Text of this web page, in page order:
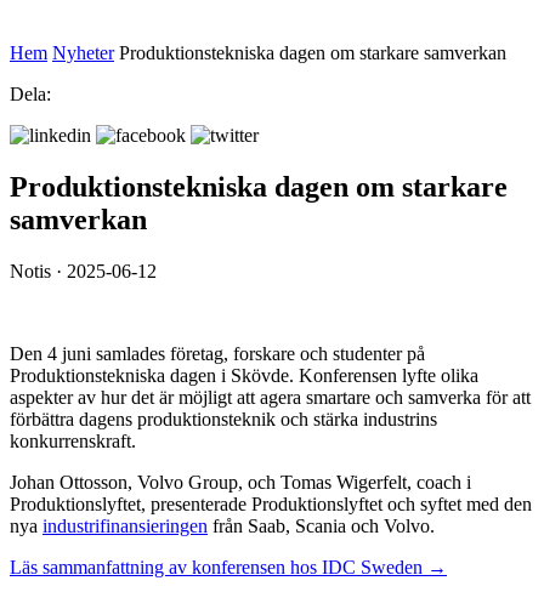
Hem Nyheter Produktionstekniska dagen om starkare samverkan
Dela:
Produktionstekniska dagen om starkare
samverkan
Notis · 2025-06-12
Den 4 juni samlades företag, forskare och studenter på
Produktionstekniska dagen i Skövde. Konferensen lyfte olika
aspekter av hur det är möjligt att agera smartare och samverka för att
förbättra dagens produktionsteknik och stärka industrins
konkurrenskraft.
Johan Ottosson, Volvo Group, och Tomas Wigerfelt, coach i
Produktionslyftet, presenterade Produktionslyftet och syftet med den
nya industrifinansieringen från Saab, Scania och Volvo.
Läs sammanfattning av konferensen hos IDC Sweden →